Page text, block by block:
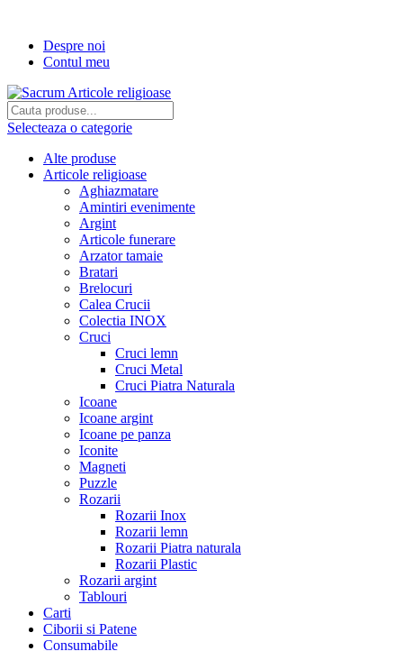
Despre noi
Contul meu
Selecteaza o categorie
Alte produse
Articole religioase
Aghiazmatare
Amintiri evenimente
Argint
Articole funerare
Arzator tamaie
Bratari
Brelocuri
Calea Crucii
Colectia INOX
Cruci
Cruci lemn
Cruci Metal
Cruci Piatra Naturala
Icoane
Icoane argint
Icoane pe panza
Iconite
Magneti
Puzzle
Rozarii
Rozarii Inox
Rozarii lemn
Rozarii Piatra naturala
Rozarii Plastic
Rozarii argint
Tablouri
Carti
Ciborii si Patene
Consumabile